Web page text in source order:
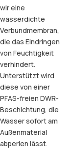
wir eine
wasserdichte
Verbundmembran,
die das Eindringen
von Feuchtigkeit
verhindert.
Unterstützt wird
diese von einer
PFAS-freien DWR-
Beschichtung, die
Wasser sofort am
Außenmaterial
abperlen lässt.